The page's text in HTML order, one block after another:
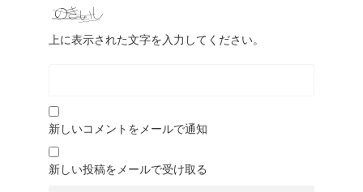
上に表示された文字を入力してください。
新しいコメントをメールで通知
新しい投稿をメールで受け取る